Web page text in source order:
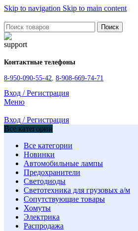
Skip to navigation Skip to main content
Поиск
Контактные телефоны
8-950-090-55-42, 8-908-669-74-71
Вход / Регистрация
Меню
Вход / Регистрация
Все категории
Все категории
Новинки
Автомобильные лампы
Предохранители
Светодиоды
Светотехника для грузовых а/м
Сопутствующие товары
Хомуты
Электрика
Распродажа